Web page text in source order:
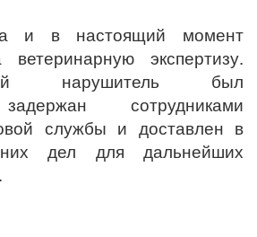
и в настоящий момент
экспертизу.
нарушитель был
сотрудниками
службы и доставлен в
дел для дальнейших